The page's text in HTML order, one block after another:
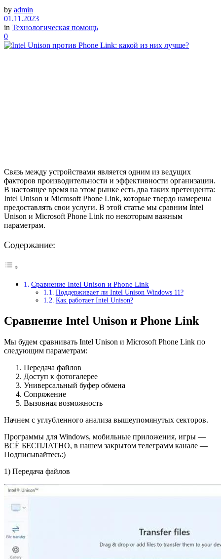
by admin
01.11.2023
in Технологическая помощь
0
Связь между устройствами является одним из ведущих
факторов производительности и эффективности организации.
В настоящее время на этом рынке есть два таких претендента:
Intel Unison и Microsoft Phone Link, которые твердо намерены
предоставлять свои услуги. В этой статье мы сравним Intel
Unison и Microsoft Phone Link по некоторым важным
параметрам.
Содержание:
Сравнение Intel Unison и Phone Link
Поддерживает ли Intel Unison Windows 11?
Как работает Intel Unison?
Сравнение Intel Unison и Phone Link
Мы будем сравнивать Intel Unison и Microsoft Phone Link по
следующим параметрам:
Передача файлов
Доступ к фотогалерее
Универсальный буфер обмена
Сопряжение
Вызовная возможность
Начнем с углубленного анализа вышеупомянутых секторов.
Программы для Windows, мобильные приложения, игры —
ВСЁ БЕСПЛАТНО, в нашем закрытом телеграмм канале —
Подписывайтесь:)
1) Передача файлов